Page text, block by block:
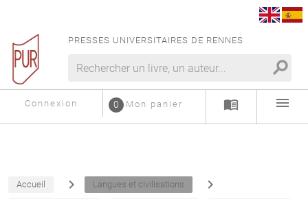
PRESSES UNIVERSITAIRES DE RENNES
search
Connexion Mon panier
0 menu_book menu
Accueil navigate_next Langues et civilisations navigate_next